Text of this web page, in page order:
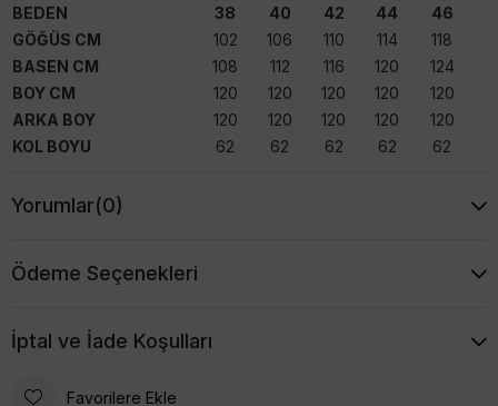
BEDEN
38 40 42 44
46
GÖĞÜS CM
102 106 110 114
118
BASEN CM
108 112 116 120
124
BOY CM
120 120 120 120
120
ARKA BOY
120 120 120 120
120
KOL BOYU
62 62 62 62 62
Yorumlar(0)
Ödeme Seçenekleri
İptal ve İade Koşulları
Favorilere Ekle